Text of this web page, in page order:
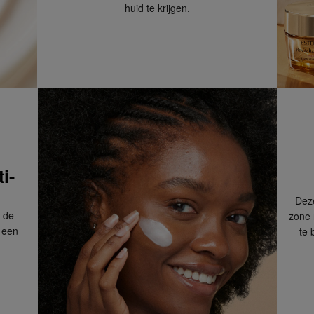
gedurende 4
om deze
heb je dan nog
van een
huid te krijgen.
zone
te